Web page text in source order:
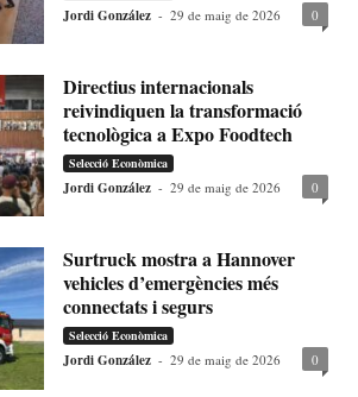
Jordi González - 29 de maig de 2026 0
Directius internacionals
reivindiquen la transformació
tecnològica a Expo Foodtech
Selecció Econòmica
Jordi González - 29 de maig de 2026 0
Surtruck mostra a Hannover
vehicles d’emergències més
connectats i segurs
Selecció Econòmica
Jordi González - 29 de maig de 2026 0